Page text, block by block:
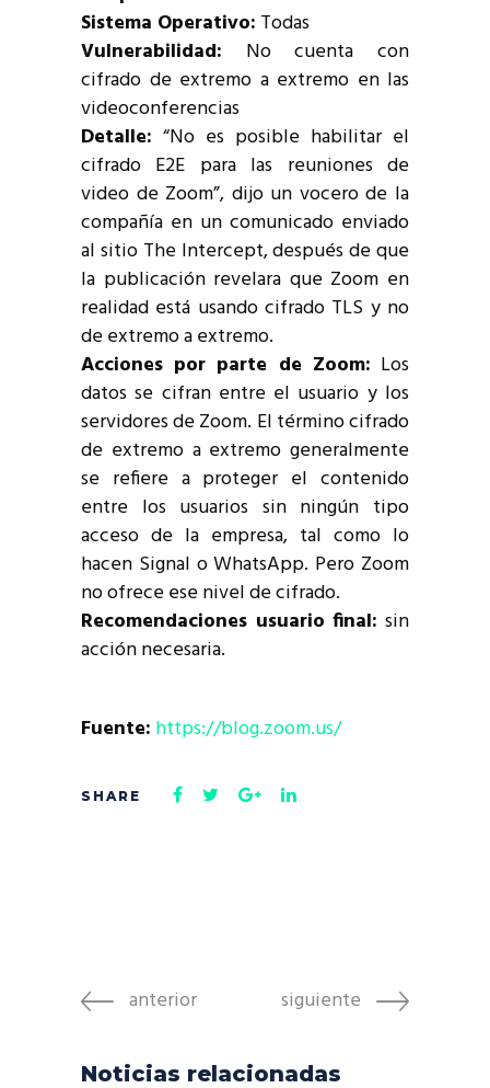
Sistema Operativo: Todas
Vulnerabilidad: No cuenta con
cifrado de extremo a extremo en las
videoconferencias
Detalle: “No es posible habilitar el
cifrado E2E para las reuniones de
video de Zoom”, dijo un vocero de la
compañía en un comunicado enviado
al sitio The Intercept, después de que
la publicación revelara que Zoom en
realidad está usando cifrado TLS y no
de extremo a extremo.
Acciones por parte de Zoom: Los
datos se cifran entre el usuario y los
servidores de Zoom. El término cifrado
de extremo a extremo generalmente
se refiere a proteger el contenido
entre los usuarios sin ningún tipo
acceso de la empresa, tal como lo
hacen Signal o WhatsApp. Pero Zoom
no ofrece ese nivel de cifrado.
Recomendaciones usuario final: sin
acción necesaria.
Fuente: https://blog.zoom.us/
anterior siguiente
Noticias relacionadas